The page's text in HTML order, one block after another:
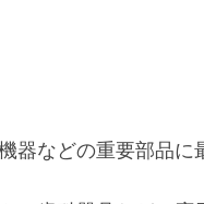
器などの重要部品に